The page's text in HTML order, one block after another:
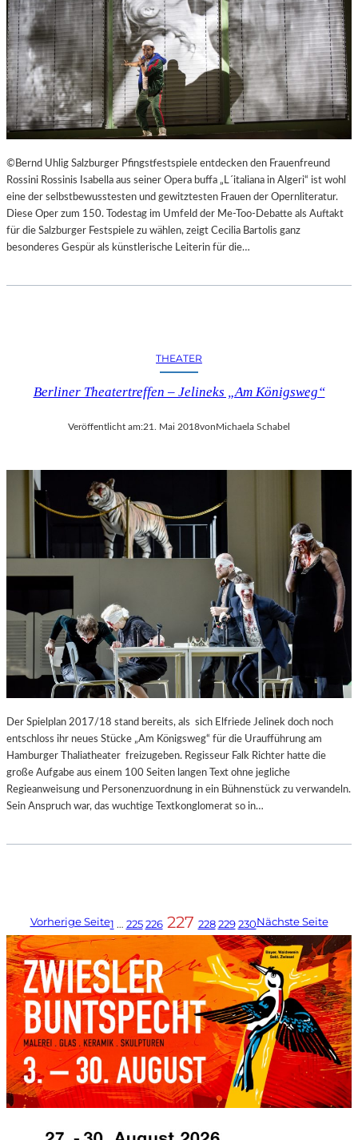
©Bernd Uhlig Salzburger Pfingstfestspiele entdecken den Frauenfreund
Rossini Rossinis Isabella aus seiner Opera buffa „L´italiana in Algeri“ ist wohl
eine der selbstbewusstesten und gewitztesten Frauen der Opernliteratur.
Diese Oper zum 150. Todestag im Umfeld der Me-Too-Debatte als Auftakt
für die Salzburger Festspiele zu wählen, zeigt Cecilia Bartolis ganz
besonderes Gespür als künstlerische Leiterin für die…
THEATER
Berliner Theatertreffen – Jelineks „Am Königsweg“
Veröffentlicht am:21. Mai 2018vonMichaela Schabel
Der Spielplan 2017/18 stand bereits, als sich Elfriede Jelinek doch noch
entschloss ihr neues Stücke „Am Königsweg“ für die Uraufführung am
Hamburger Thaliatheater freizugeben. Regisseur Falk Richter hatte die
große Aufgabe aus einem 100 Seiten langen Text ohne jegliche
Regieanweisung und Personenzuordnung in ein Bühnenstück zu verwandeln.
Sein Anspruch war, das wuchtige Textkonglomerat so in…
Vorherige Seite1 … 225 226 227 228 229 230Nächste Seite